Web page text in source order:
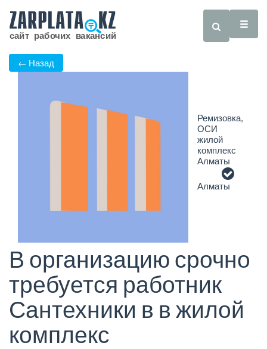
← Назад
Ремизовка,
ОСИ
жилой
комплекс
Алматы
Алматы
В организацию срочно
требуется работник
Сантехники в в жилой
комплекс